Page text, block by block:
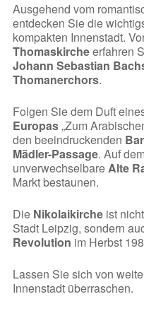
Ausgehend vom
entdecken Sie die
kompakten Innenstadt.
Thomaskircheerfahren
Johann Sebastian
Thomanerchors.
Folgen Sie dem Duft
Europas„Zum
den beeindruckenden
Mädler-Passage. Auf
unverwechselbareAlte
Markt bestaunen.
Die Nikolaikircheist
Stadt Leipzig, sondern
Revolution im Herbst
Lassen Sie sich von
Innenstadt überraschen.